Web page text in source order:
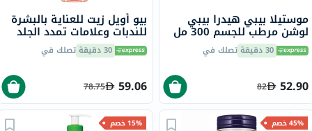
موستيلا بيبي هيدرا بيبي
لوشن مرطب للجسم 300 مل
30 دقيقة تصلك في
52.90
82
بيو أويل زيت للعناية بالبشرة
للندبات وعلامات تمدد الجلد
وتفاوت لون البشرة 125 مل
30 دقيقة تصلك في
59.06
78.75
45% خصم 15% خصم